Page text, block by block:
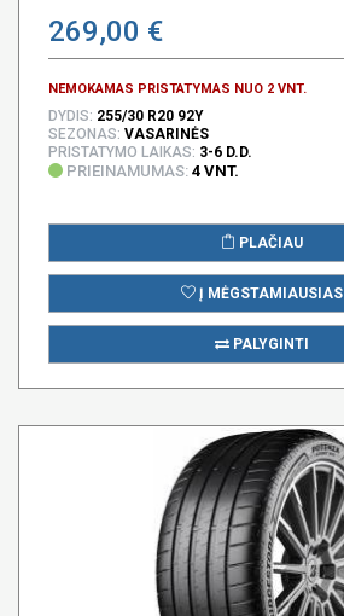
269,00 €
NEMOKAMAS PRISTATYMAS NUO 2 VNT.
DYDIS: 255/30 R20 92Y
SEZONAS: VASARINĖS
PRISTATYMO LAIKAS: 3-6 D.D.
PRIEINAMUMAS: 4 VNT.
PLAČIAU
Į MĖGSTAMIAUSIAS
PALYGINTI